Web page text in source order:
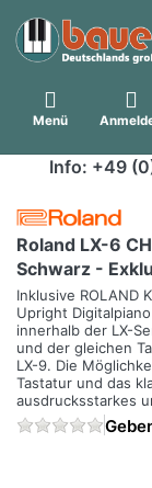
Menü
Info: +49
Roland LX-6
Schwarz -
Inklusive ROLAND
Upright
innerhalb der LX-
und der gleichen
LX-9. Die
Tastatur und das
ausdrucksstarkes